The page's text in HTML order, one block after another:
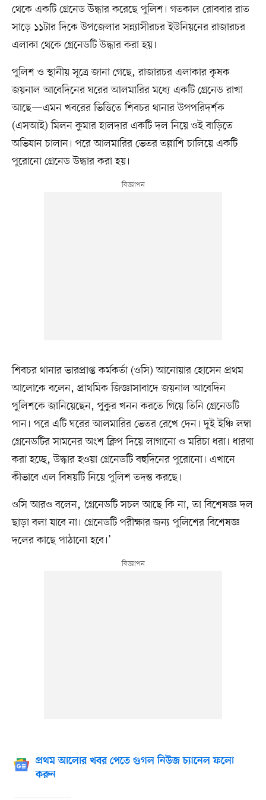
থেকে একটি গ্রেনেড উদ্ধার করেছে পুলিশ। গতকাল রোববার রাত
সাড়ে ১১টার দিকে উপজেলার সন্ন্যাসীরচর ইউনিয়নের রাজারচর
এলাকা থেকে গ্রেনেডটি উদ্ধার করা হয়।
পুলিশ ও স্থানীয় সূত্রে জানা গেছে, রাজারচর এলাকার কৃষক
জয়নাল আবেদিনের ঘরের আলমারির মধ্যে একটি গ্রেনেড রাখা
আছে—এমন খবরের ভিত্তিতে শিবচর থানার উপপরিদর্শক
(এসআই) মিলন কুমার হালদার একটি দল নিয়ে ওই বাড়িতে
অভিযান চালান। পরে আলমারির ভেতর তল্লাশি চালিয়ে একটি
পুরোনো গ্রেনেড উদ্ধার করা হয়।
শিবচর থানার ভারপ্রাপ্ত কর্মকর্তা (ওসি) আনোয়ার হোসেন প্রথম
আলোকে বলেন, প্রাথমিক জিজ্ঞাসাবাদে জয়নাল আবেদিন
পুলিশকে জানিয়েছেন, পুকুর খনন করতে গিয়ে তিনি গ্রেনেডটি
পান। পরে এটি ঘরের আলমারির ভেতর রেখে দেন। দুই ইঞ্চি লম্বা
গ্রেনেডটির সামনের অংশ ক্লিপ দিয়ে লাগানো ও মরিচা ধরা। ধারণা
করা হচ্ছে, উদ্ধার হওয়া গ্রেনেডটি বহুদিনের পুরোনো। এখানে
কীভাবে এল বিষয়টি নিয়ে পুলিশ তদন্ত করছে।
ওসি আরও বলেন, ‘গ্রেনেডটি সচল আছে কি না, তা বিশেষজ্ঞ দল
ছাড়া বলা যাবে না। গ্রেনেডটি পরীক্ষার জন্য পুলিশের বিশেষজ্ঞ
দলের কাছে পাঠানো হবে।’
প্রথম আলোর খবর পেতে গুগল নিউজ চ্যানেল ফলো
করুন